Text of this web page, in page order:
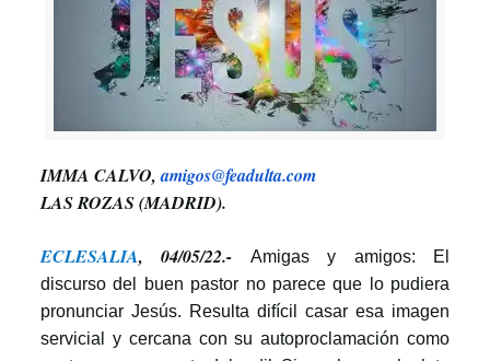
IMMA CALVO,amigos@feadulta.com
LAS ROZAS (MADRID).
ECLESALIA, 04/05/22.-
Amigas y amigos: El
discurso del buen pastor no parece que lo pudiera
pronunciar Jesús. Resulta difícil casar esa imagen
servicial y cercana con su autoproclamación como